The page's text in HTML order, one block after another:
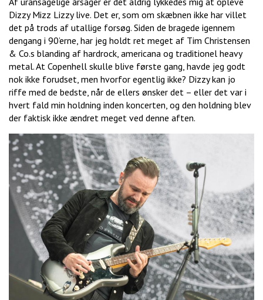
Dizzy Mizz Lizzy live. Det er, som om skæbnen ikke har villet
det på trods af utallige forsøg. Siden de bragede igennem
dengang i 90’erne, har jeg holdt ret meget af Tim Christensen
& Co.s blanding af hardrock, americana og traditionel heavy
metal. At Copenhell skulle blive første gang, havde jeg godt
nok ikke forudset, men hvorfor egentlig ikke? Dizzy kan jo
riffe med de bedste, når de ellers ønsker det – eller det var i
hvert fald min holdning inden koncerten, og den holdning blev
der faktisk ikke ændret meget ved denne aften.